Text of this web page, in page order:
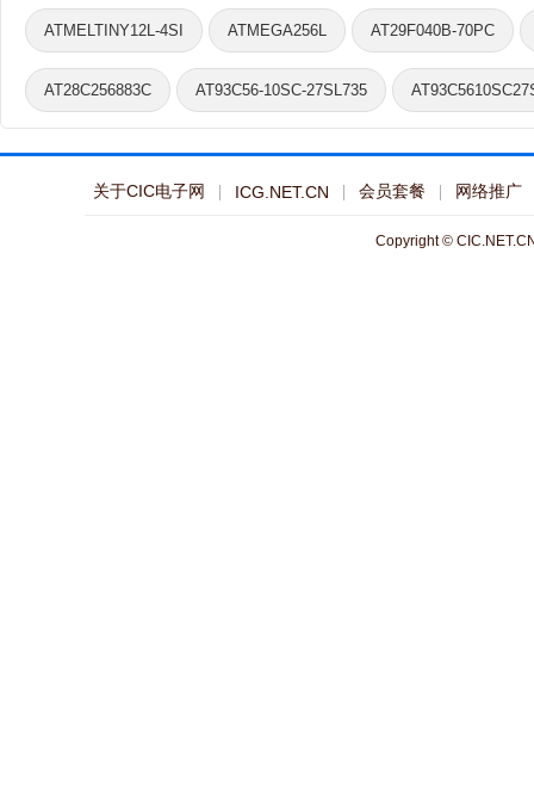
ATMELTINY12L-4SI ATMEGA256L AT29F040B-70PC
AT28C256883C AT93C56-10SC-27SL735
关于CIC电子网 ICG.NET.CN 会员套餐 网络推广
Copyright ©